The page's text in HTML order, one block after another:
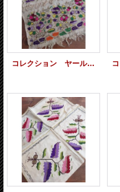
コレクション ヤールック オスマンル刺繍 手織り布にシルクと金属リボン刺繍 裏表なしのテクニック ゲミリックのクムラ 110×50cm